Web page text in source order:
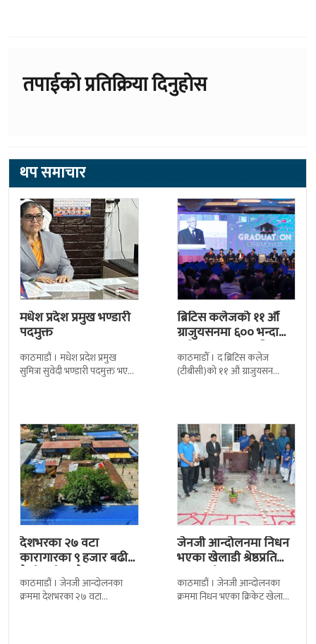
तपाईको प्रतिक्रिया दिनुहोस
थप समाचार
मधेश प्रदेश प्रमुख भण्डारी
पदमुक्त
काठमाडौं । मधेश प्रदेश प्रमुख
सुमित्रा सुवेदी भण्डारी पदमुक्त भएकी
ब्रिटिस कलेजको ११ औँ
ग्राजुयसनमा ६०० भन्दा
बढी ग्राजुयट सम्मानित
काठमाडौँ । द ब्रिटिस कलेज
(टीबीसी)को ११ औं ग्राजुयसन
देशभरका २७ वटा
कारागारका ९ हजार बढी
कैदीबन्दी अझै फरार
काठमाडौं । जेनजी आन्दोलनका
क्रममा देशभरका २७ वटा
जेनजी आन्दोलनमा निधन
भएका खेलाडी श्रेष्ठप्रति
श्रद्धाञ्जली
काठमाडौं । जेनजी आन्दोलनका
क्रममा निधन भएका क्रिकेट खेलाडी